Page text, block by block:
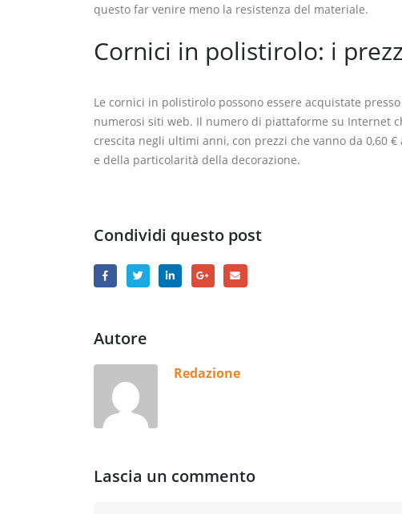
questo far venire meno la resistenza del materiale.
Cornici in polistirolo: i
Le cornici in polistirolo possono essere acquistate
numerosi siti web. Il numero di piattaforme su Internet
crescita negli ultimi anni, con prezzi che vanno da 0,60
e della particolarità della decorazione.
Condividi questo post
Autore
Redazione
Lascia un commento